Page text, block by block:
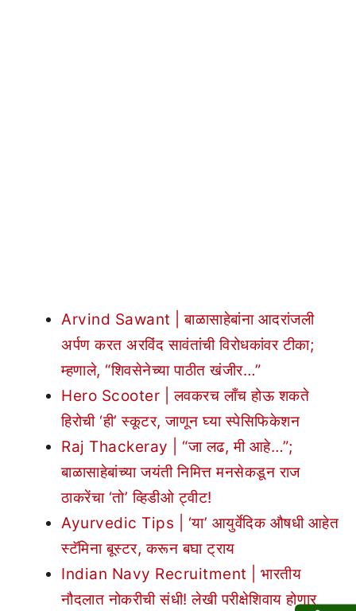
Arvind Sawant | बाळासाहेबांना आदरांजली
अर्पण करत अरविंद सावंतांची विरोधकांवर टीका;
म्हणाले, “शिवसेनेच्या पाठीत खंजीर…”
Hero Scooter | लवकरच लाँच होऊ शकते
हिरोची ‘ही’ स्कूटर, जाणून घ्या स्पेसिफिकेशन
Raj Thackeray | “जा लढ, मी आहे…”;
बाळासाहेबांच्या जयंती निमित्त मनसेकडून राज
ठाकरेंचा ‘तो’ व्हिडीओ ट्वीट!
Ayurvedic Tips | ‘या’ आयुर्वेदिक औषधी आहेत
स्टॅमिना बूस्टर, करून बघा ट्राय
Indian Navy Recruitment | भारतीय
नौदलात नोकरीची संधी! लेखी परीक्षेशिवाय होणार